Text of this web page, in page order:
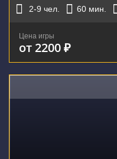
2-9 чел. 60 мин.
Цена игры
от 2200 ₽